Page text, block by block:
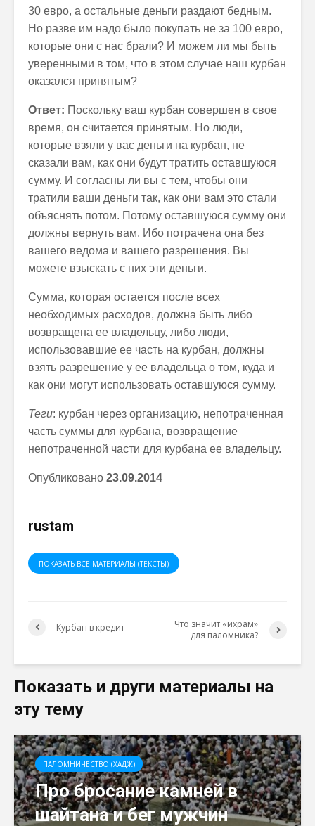
30 евро, а остальные деньги раздают бедным.
Но разве им надо было покупать не за 100 евро,
которые они с нас брали? И можем ли мы быть
уверенными в том, что в этом случае наш курбан
оказался принятым?
Ответ: Поскольку ваш курбан совершен в свое
время, он считается принятым. Но люди,
которые взяли у вас деньги на курбан, не
сказали вам, как они будут тратить оставшуюся
сумму. И согласны ли вы с тем, чтобы они
тратили ваши деньги так, как они вам это стали
объяснять потом. Потому оставшуюся сумму они
должны вернуть вам. Ибо потрачена она без
вашего ведома и вашего разрешения. Вы
можете взыскать с них эти деньги.
Сумма, которая остается после всех
необходимых расходов, должна быть либо
возвращена ее владельцу, либо люди,
использовавшие ее часть на курбан, должны
взять разрешение у ее владельца о том, куда и
как они могут использовать оставшуюся сумму.
Теги: курбан через организацию, непотраченная
часть суммы для курбана, возвращение
непотраченной части для курбана ее владельцу.
Опубликовано 23.09.2014
rustam
ПОКАЗАТЬ ВСЕ МАТЕРИАЛЫ (ТЕКСТЫ)
Курбан в кредит
Что значит «ихрам»
для паломника?
Показать и други материалы на
эту тему
ПАЛОМНИЧЕСТВО (ХАДЖ)
Про бросание камней в
шайтана и бег мужчин